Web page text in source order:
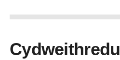
Cydweithredu